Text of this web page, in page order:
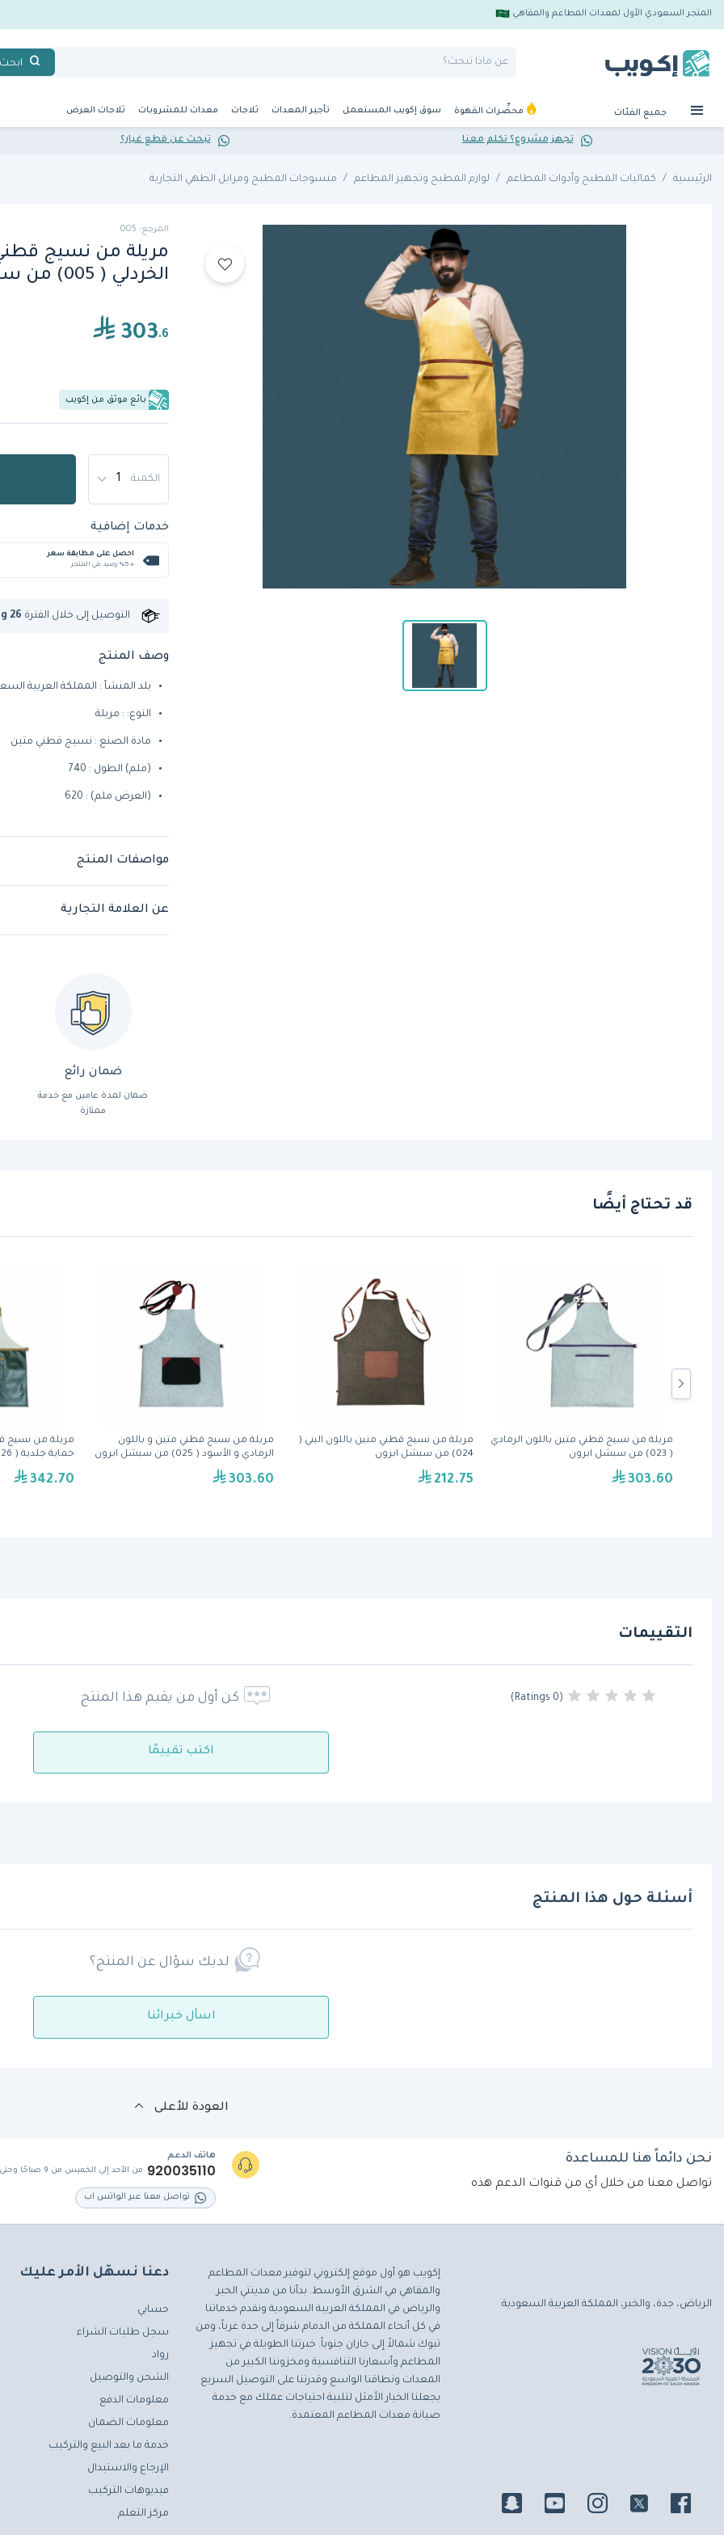
المتجر السعودي الأول لمعدات المطاعم والمقاهي
ابحث
جميع الفئات محضِّرات القهوة سوق إكويب المستعمل تأجير المعدات ثلاجات معدات للمشروبات ثلاجات العرض
تجهز مشروع؟ تكلم معنا تبحث عن قطع غيار؟
الرئيسية كماليات المطبخ وأدوات المطاعم لوازم المطبخ وتجهيز المطاعم منسوجات المطبخ ومرايل الطهي التجارية
المرجع: 005
مريلة من نسيج قطني
الخردلي ( 005) من سبشل ابرون
303.6
بائع موثق من إكويب
الكمية
خدمات إضافية
احصل على مطابقة سعر
+ %5 رصيد في المتجر
التوصيل إلى خلال الفترة 26
وصف المنتج
بلد المنشأ : المملكة العربية
النوع: : مريلة
مادة الصنع : نسيج قطني متين
(ملم) الطول : 740
(العرض ملم) : 620
مواصفات المنتج
عن العلامة التجارية
ضمان رائع
ضمان لمدة عامين مع خدمة
ممتازة
قد تحتاج أيضًا
مريلة من نسيج
حماية جلدية ( 026) من سبشل ابرون
342.70
مريلة من نسيج قطني متين و باللون
الرمادي و الأسود ( 025) من سبشل ابرون
303.60
مريلة من نسيج قطني متين باللون البني (
024) من سبشل ابرون
212.75
مريلة من نسيج قطني متين باللون الرمادي
( 023) من سبشل ابرون
303.60
التقييمات
(0 Ratings) كن أول من يقيم هذا المنتج
اكتب تقييمًا
أسئلة حول هذا المنتج
لديك سؤال عن المنتج؟
اسأل خبرائنا
العودة للأعلى
نحن دائماً هنا للمساعدة
تواصل معنا من خلال أي من قنوات الدعم هذه
هاتف الدعم
920035110 من الأحد إلى الخميس من 9 صباحًا وحتى 5 مساءً
تواصل معنا عبر الواتس اب
الرياض، جدة، والخبر، المملكة العربية السعودية
إكويب هو أول موقع إلكتروني لتوفير معدات المطاعم
والمقاهي في الشرق الأوسط. بدأنا من مدينتي الخبر
والرياض في المملكة العربية السعودية ونقدم خدماتنا
في كل أنحاء المملكة من الدمام شرقاً إلى جدة غرباً، ومن
تبوك شمالاً إلى جازان جنوباً. خبرتنا الطويلة في تجهيز
المطاعم وأسعارنا التنافسية ومخزوننا الكبير من
المعدات ونطاقنا الواسع وقدرتنا على التوصيل السريع
يجعلنا الخيار الأمثل لتلبية احتياجات عملك مع خدمة
صيانة معدات المطاعم المعتمدة.
دعنا نسهّل الأمر عليك
حسابي
سجل طلبات الشراء
رواد
الشحن والتوصيل
معلومات الدفع
معلومات الضمان
خدمة ما بعد البيع والتركيب
الإرجاع والاستبدال
فيديوهات التركيب
مركز التعلم